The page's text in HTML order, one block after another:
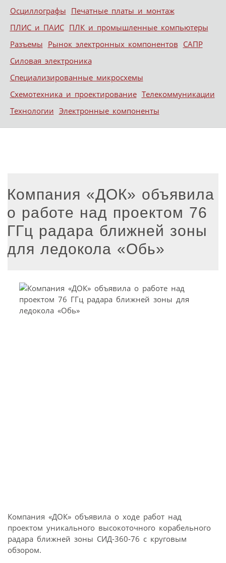
Осциллографы Печатные платы и монтаж
ПЛИС и ПАИС ПЛК и промышленные компьютеры
Разъемы Рынок электронных компонентов САПР
Силовая электроника
Специализированные микросхемы
Схемотехника и проектирование Телекоммуникации
Технологии Электронные компоненты
Компания «ДОК» объявила
о работе над проектом 76
ГГц радара ближней зоны
для ледокола «Обь»
Компания «ДОК» объявила о ходе работ над
проектом уникального высокоточного корабельного
радара ближней зоны СИД-360-76 с круговым
обзором.